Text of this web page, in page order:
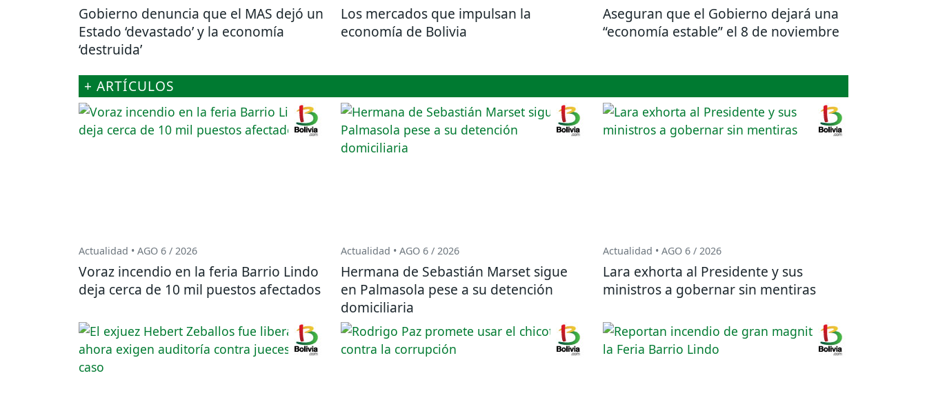
Gobierno denuncia que el MAS dejó un
Estado ‘devastado’ y la economía
‘destruida’
Los mercados que impulsan la
economía de Bolivia
Aseguran que el Gobierno dejará una
“economía estable” el 8 de noviembre
+ ARTÍCULOS
Actualidad • AGO 6 / 2026
Voraz incendio en la feria Barrio Lindo
deja cerca de 10 mil puestos afectados
Actualidad • AGO 6 / 2026
Hermana de Sebastián Marset sigue
en Palmasola pese a su detención
domiciliaria
Actualidad • AGO 6 / 2026
Lara exhorta al Presidente y sus
ministros a gobernar sin mentiras